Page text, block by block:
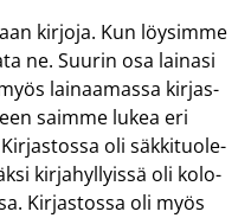
kir­jo­ja. Kun löy­sim­me
ne. Suu­rin osa lai­na­si
lai­naa­mas­sa kir­jas­
saim­me lukea eri
oli säk­ki­tuo­le­
kir­ja­hyl­lyis­sä oli ko­lo­
Kir­jas­tos­sa oli myös